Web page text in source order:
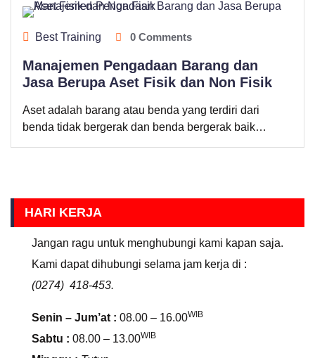
Best Training 0 Comments
Manajemen Pengadaan Barang dan
Jasa Berupa Aset Fisik dan Non Fisik
Aset adalah barang atau benda yang terdiri dari
benda tidak bergerak dan benda bergerak baik…
HARI KERJA
Jangan ragu untuk menghubungi kami kapan saja.
Kami dapat dihubungi selama jam kerja di :
(0274) 418-453.
Senin – Jum’at : 08.00 – 16.00WIB
Sabtu : 08.00 – 13.00WIB